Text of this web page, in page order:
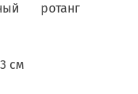
ротанг
см